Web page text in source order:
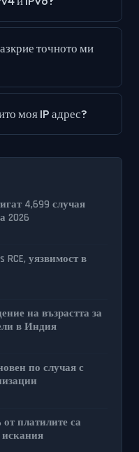
точното ми
моя IP адрес?
4,699 случая
2026
RCE, уязвимост в
на възрастта за
в Индия
по случая с
от платилите са
искания